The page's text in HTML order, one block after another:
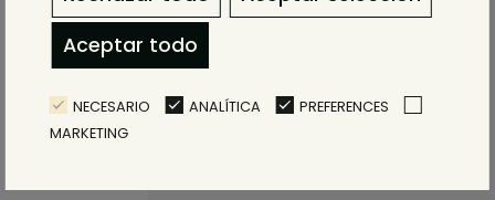
Aceptar todo
NECESARIO ANALÍTICA
PREFERENCES
MARKETING